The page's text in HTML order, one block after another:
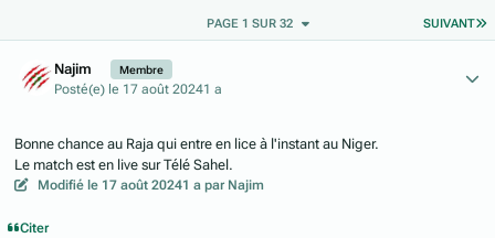
SUIVANT
PAGE 1 SUR 32
Najim Membre
Posté(e) le 17 août 20241 a
Bonne chance au Raja qui entre en lice à l'instant au Niger.
Le match est en live sur Télé Sahel.
Modifié le 17 août 20241 a par Najim
Citer